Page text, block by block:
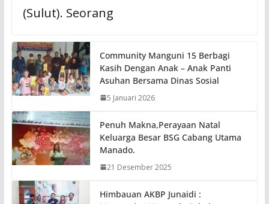
(Sulut). Seorang
Community Manguni 15 Berbagi
Kasih Dengan Anak – Anak Panti
Asuhan Bersama Dinas Sosial
5 Januari 2026
Penuh Makna,Perayaan Natal
Keluarga Besar BSG Cabang Utama
Manado.
21 Desember 2025
Himbauan AKBP Junaidi :